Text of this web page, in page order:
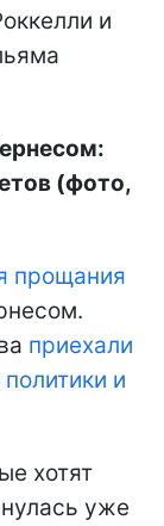
и
(фото,
прощания
приехали
и
хотят
уже